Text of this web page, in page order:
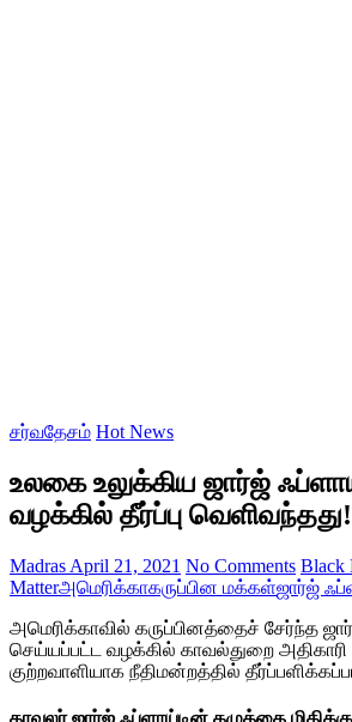
சர்வதேசம் Hot News
உலகை உலுக்கிய ஜார்ஜ்
வழக்கில் தீர்ப்பு வெளிவந்தது!
Madras April 21, 2021 No Comments Black
Matterஅமெரிக்காகருப்பின மக்கள்ஜார்ஜ்
அமெரிக்காவில் கருப்பினத்தைச் சேர்ந்த
செய்யப்பட்ட வழக்கில் காவல்துறை
குற்றவாளியாக நீதிமன்றத்தில்